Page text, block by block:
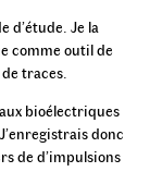
d’étude. Je la
comme outil de
traces.
bioélectriques
donc
de d’impulsions